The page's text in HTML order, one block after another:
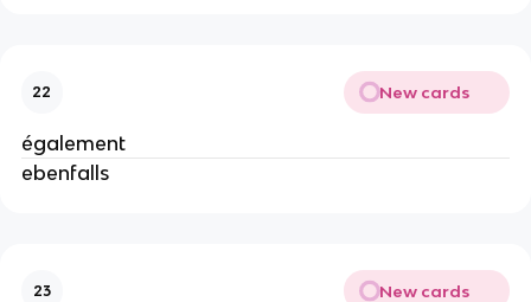
22 New cards
également
ebenfalls
23 New cards